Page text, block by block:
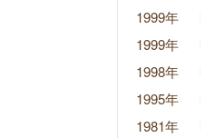
1999年
1999年
1998年
1995年
1981年